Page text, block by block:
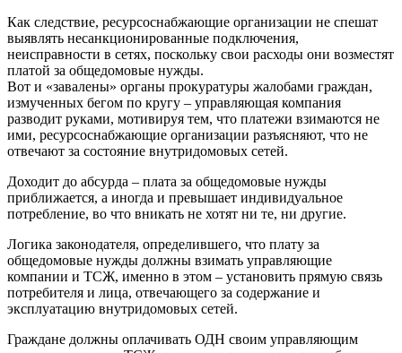
Как следствие, ресурсоснабжающие организации не спешат
выявлять несанкционированные подключения,
неисправности в сетях, поскольку свои расходы они возместят
платой за общедомовые нужды.
Вот и «завалены» органы прокуратуры жалобами граждан,
измученных бегом по кругу – управляющая компания
разводит руками, мотивируя тем, что платежи взимаются не
ими, ресурсоснабжающие организации разъясняют, что не
отвечают за состояние внутридомовых сетей.
Доходит до абсурда – плата за общедомовые нужды
приближается, а иногда и превышает индивидуальное
потребление, во что вникать не хотят ни те, ни другие.
Логика законодателя, определившего, что плату за
общедомовые нужды должны взимать управляющие
компании и ТСЖ, именно в этом – установить прямую связь
потребителя и лица, отвечающего за содержание и
эксплуатацию внутридомовых сетей.
Граждане должны оплачивать ОДН своим управляющим